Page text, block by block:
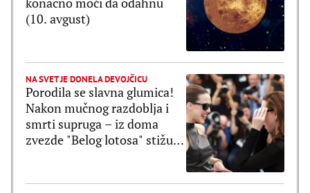
(10. avgust)
NA SVET JE DONELA DEVOJČICU
Porodila se slavna glumica!
Nakon mučnog razdoblja i
smrti supruga – iz doma
zvezde "Belog lotosa" stižu